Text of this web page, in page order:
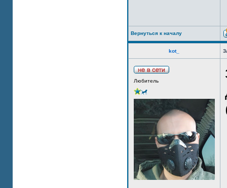
Вернуться к началу
kot_
Любитель